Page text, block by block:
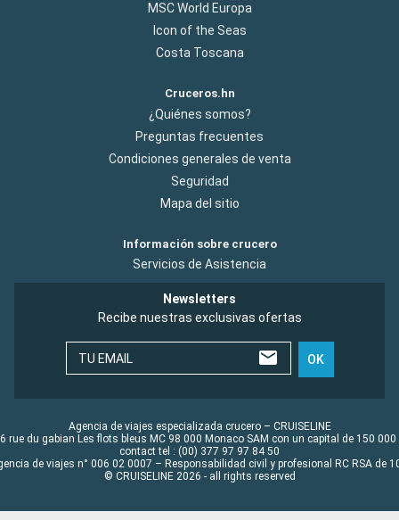
MSC World Europa
Icon of the Seas
Costa Toscana
Cruceros.hn
¿Quiénes somos?
Preguntas frecuentes
Condiciones generales de venta
Seguridad
Mapa del sitio
Información sobre crucero
Servicios de Asistencia
Newsletters
Recibe nuestras exclusivas ofertas
TU EMAIL OK
Agencia de viajes especializada crucero – CRUISELINE
rue du gabian Les flots bleus MC 98 000 Monaco SAM con un capital de 150 000
contact tel : (00) 377 97 97 84 50
de viajes n° 006 02 0007 – Responsabilidad civil y profesional RC RSA de
© CRUISELINE 2026 - all rights reserved